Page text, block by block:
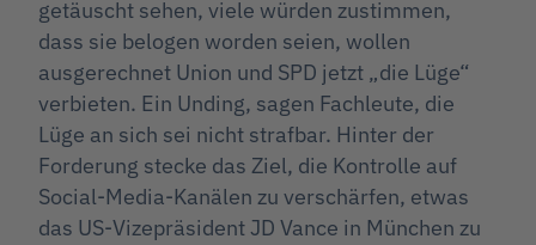
getäuscht sehen, viele würden zustimmen,
dass sie belogen worden seien, wollen
ausgerechnet Union und SPD jetzt „die Lüge“
verbieten. Ein Unding, sagen Fachleute, die
Lüge an sich sei nicht strafbar. Hinter der
Forderung stecke das Ziel, die Kontrolle auf
Social-Media-Kanälen zu verschärfen, etwas
das US-Vizepräsident JD Vance in München zu